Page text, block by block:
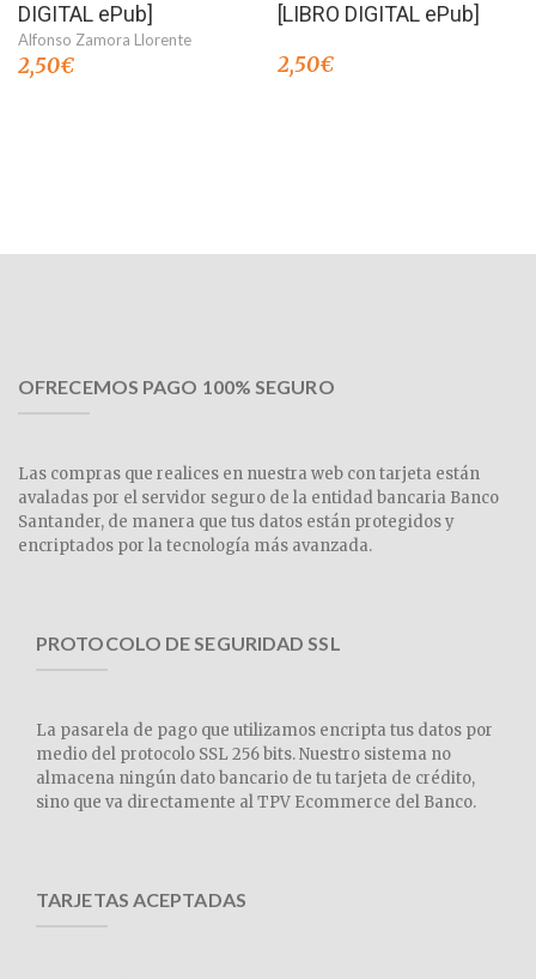
DIGITAL ePub]
Alfonso Zamora Llorente
2,50€
[LIBRO DIGITAL ePub]
2,50€
OFRECEMOS PAGO 100% SEGURO
Las compras que realices en nuestra web con tarjeta están
avaladas por el servidor seguro de la entidad bancaria Banco
Santander, de manera que tus datos están protegidos y
encriptados por la tecnología más avanzada.
PROTOCOLO DE SEGURIDAD SSL
La pasarela de pago que utilizamos encripta tus datos por
medio del protocolo SSL 256 bits. Nuestro sistema no
almacena ningún dato bancario de tu tarjeta de crédito,
sino que va directamente al TPV Ecommerce del Banco.
TARJETAS ACEPTADAS